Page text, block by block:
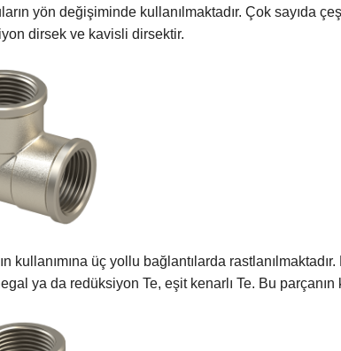
yön değişiminde kullanılmaktadır. Çok sayıda
dirsek ve kavisli dirsektir.
kullanımına üç yollu bağlantılarda
ya da redüksiyon Te, eşit kenarlı Te. Bu